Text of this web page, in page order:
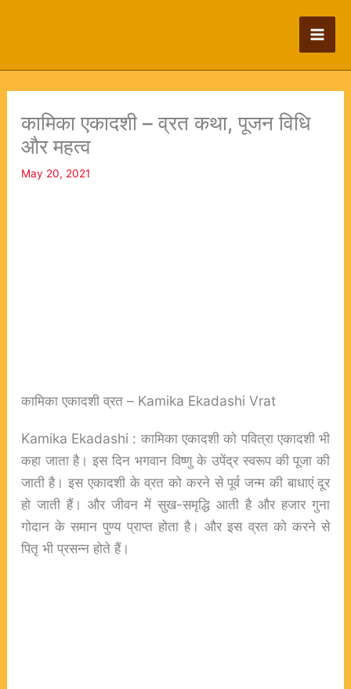
कामिका एकादशी – व्रत कथा, पूजन विधि
और महत्व
May 20, 2021
कामिका एकादशी व्रत – Kamika Ekadashi Vrat
Kamika Ekadashi : कामिका एकादशी को पवित्रा एकादशी भी
कहा जाता है। इस दिन भगवान विष्णु के उपेंद्र स्वरूप की पूजा की
जाती है। इस एकादशी के व्रत को करने से पूर्व जन्म की बाधाएं दूर
हो जाती हैं। और जीवन में सुख-समृद्धि आती है और हजार गुना
गोदान के समान पुण्य प्राप्त होता है। और इस व्रत को करने से
पितृ भी प्रसन्न होते हैं।